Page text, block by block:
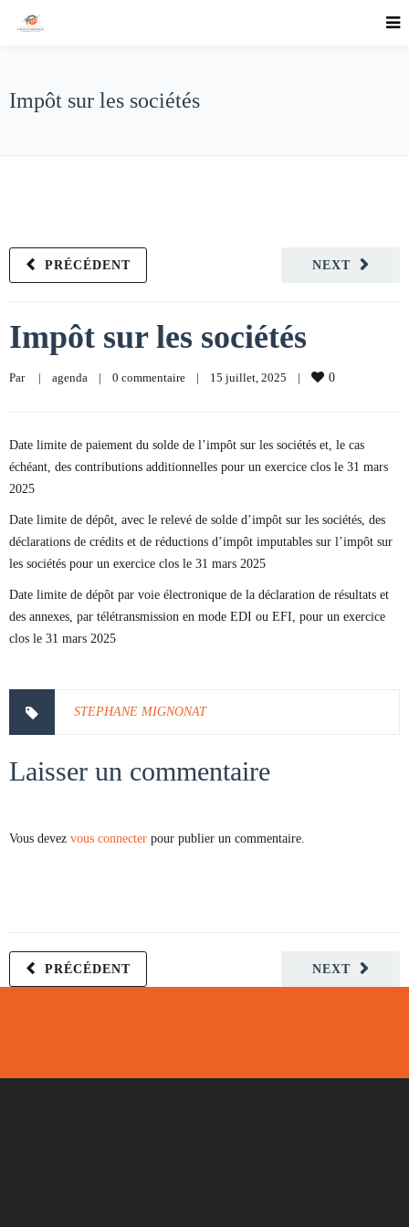
Impôt sur les sociétés
NEXT
PRÉCÉDENT
Impôt sur les sociétés
Par | agenda | 0 commentaire | 15 juillet, 2025 | 0
Date limite de paiement du solde de l’impôt sur les sociétés et, le cas
échéant, des contributions additionnelles pour un exercice clos le 31 mars
2025
Date limite de dépôt, avec le relevé de solde d’impôt sur les sociétés, des
déclarations de crédits et de réductions d’impôt imputables sur l’impôt sur
les sociétés pour un exercice clos le 31 mars 2025
Date limite de dépôt par voie électronique de la déclaration de résultats et
des annexes, par télétransmission en mode EDI ou EFI, pour un exercice
clos le 31 mars 2025
STEPHANE MIGNONAT
Laisser un commentaire
Vous devez vous connecter pour publier un commentaire.
NEXT
PRÉCÉDENT